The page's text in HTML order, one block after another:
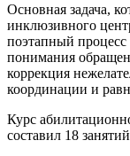
Основная задача,
инклюзивного
поэтапный процесс
понимания
коррекция
координации и
Курс
составил 18